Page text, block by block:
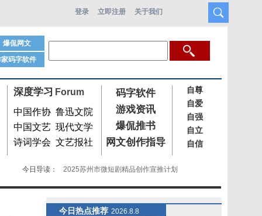
关于我们
登录 立即注册
爆侃网文
码字软件
深度学习 Forum
中国作协 鲁迅文院
中国文艺 现代文学
诗词学会 文艺报社
码字软件
游戏资讯
爆侃推书
网文创作指导
自尊
自爱
自强
自立
自信
今日导读： 2025苏州市微短剧精品创作宣推计划
打破各自为战！微短剧产业创新服务共
龙舟题材短剧《热血龙舟魂》播出
今日热点推荐 2026.8.8